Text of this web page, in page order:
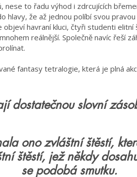
to řadu výhod i zdrcujících
hlavy, že až jednou políbí svou
objeví havraní kluci, čtyři studenti
reálnější. Společně navíc řeší
fantasy tetralogie, která je plná
dostatečnou slovní
ono zvláštní štěstí,
štěstí, jež někdy
se podobá smutku.